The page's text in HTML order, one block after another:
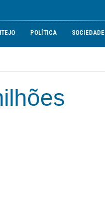
POLÍTICA SOCIEDADE